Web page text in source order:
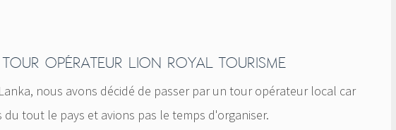
OPÉRATEUR LION ROYAL TOURISME
nous avons décidé de passer par un tour opérateur local car
du tout le pays et avions pas le temps d'organiser.